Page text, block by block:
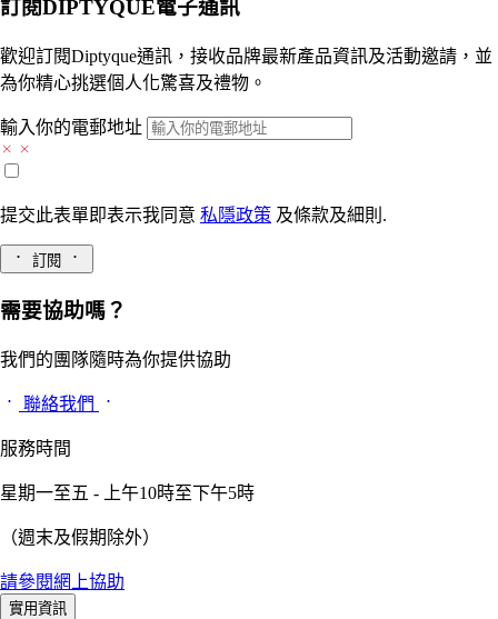
訂閱DIPTYQUE電子通訊
歡迎訂閱Diptyque通訊，接收品牌最新產品資訊及活動邀請，並
為你精心挑選個人化驚喜及禮物。
輸入你的電郵地址
提交此表單即表示我同意 私隱政策 及條款及細則.
訂閱
需要協助嗎？
我們的團隊隨時為你提供協助
聯絡我們
服務時間
星期一至五 - 上午10時至下午5時
（週末及假期除外）
請參閱網上協助
實用資訊